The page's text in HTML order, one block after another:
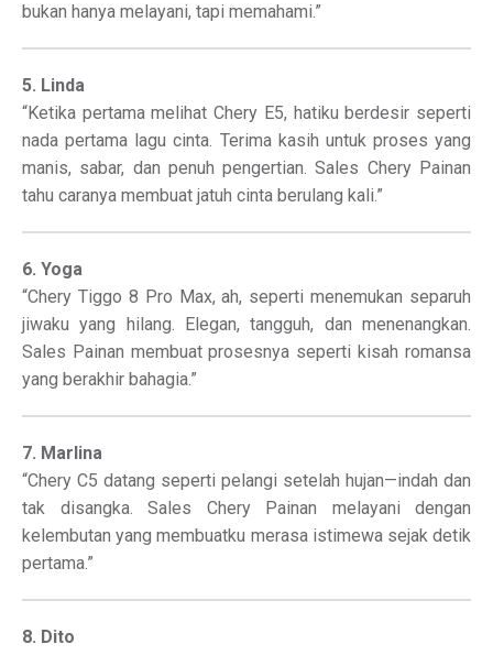
bukan hanya melayani, tapi memahami.”
5. Linda
“Ketika pertama melihat Chery E5, hatiku berdesir seperti
nada pertama lagu cinta. Terima kasih untuk proses yang
manis, sabar, dan penuh pengertian. Sales Chery Painan
tahu caranya membuat jatuh cinta berulang kali.”
6. Yoga
“Chery Tiggo 8 Pro Max, ah, seperti menemukan separuh
jiwaku yang hilang. Elegan, tangguh, dan menenangkan.
Sales Painan membuat prosesnya seperti kisah romansa
yang berakhir bahagia.”
7. Marlina
“Chery C5 datang seperti pelangi setelah hujan—indah dan
tak disangka. Sales Chery Painan melayani dengan
kelembutan yang membuatku merasa istimewa sejak detik
pertama.”
8. Dito